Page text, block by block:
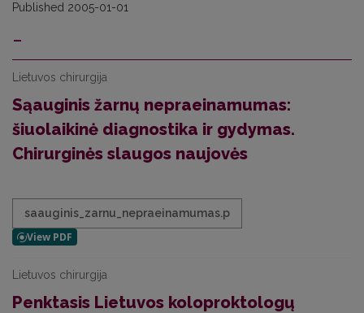
Published 2005-01-01
-
Lietuvos chirurgija
Sąauginis žarnų nepraeinamumas:
šiuolaikinė diagnostika ir gydymas.
Chirurginės slaugos naujovės
saauginis_zarnu_nepraeinamumas.p
Lietuvos chirurgija
Penktasis Lietuvos koloproktologų